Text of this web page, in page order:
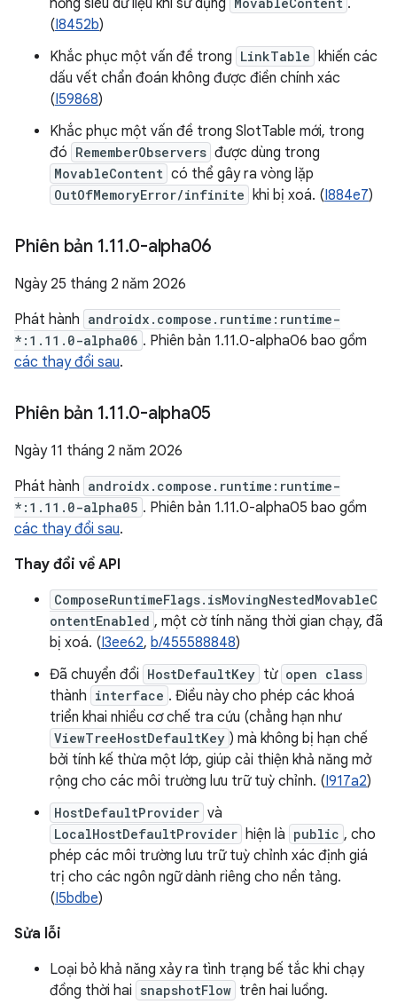
hỏng siêu dữ liệu khi sử dụng
.
(I8452b)
Khắc phục một vấn đề trong LinkTable khiến các
dấu vết chẩn đoán không được điền chính xác
(I59868)
Khắc phục một vấn đề trong SlotTable mới, trong
đó RememberObservers được dùng trong
MovableContent có thể gây ra vòng lặp
OutOfMemoryError/infinite khi bị xoá. (I884e7)
Phiên bản 1.11.0-alpha06
Ngày 25 tháng 2 năm 2026
Phát hành androidx.compose.runtime:runtime-
*:1.11.0-alpha06 . Phiên bản 1.11.0-alpha06 bao gồm
các thay đổi sau.
Phiên bản 1.11.0-alpha05
Ngày 11 tháng 2 năm 2026
Phát hành androidx.compose.runtime:runtime-
*:1.11.0-alpha05 . Phiên bản 1.11.0-alpha05 bao gồm
các thay đổi sau.
Thay đổi về API
ComposeRuntimeFlags.isMovingNestedMovableC
ontentEnabled , một cờ tính năng thời gian chạy, đã
bị xoá. (I3ee62, b/455588848)
Đã chuyển đổi HostDefaultKey từ open class
thành interface . Điều này cho phép các khoá
triển khai nhiều cơ chế tra cứu (chẳng hạn như
ViewTreeHostDefaultKey ) mà không bị hạn chế
bởi tính kế thừa một lớp, giúp cải thiện khả năng mở
rộng cho các môi trường lưu trữ tuỳ chỉnh. (I917a2)
HostDefaultProvider và
LocalHostDefaultProvider hiện là public , cho
phép các môi trường lưu trữ tuỳ chỉnh xác định giá
trị cho các ngôn ngữ dành riêng cho nền tảng.
(I5bdbe)
Sửa lỗi
Loại bỏ khả năng xảy ra tình trạng bế tắc khi chạy
đồng thời hai snapshotFlow trên hai luồng.